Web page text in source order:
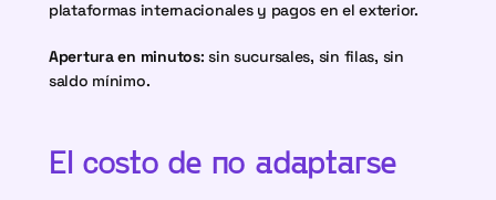
plataformas internacionales y pagos en el exterior.
Apertura en minutos: sin sucursales, sin filas, sin
saldo mínimo.
El costo de no adaptarse